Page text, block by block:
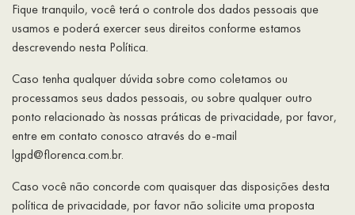
Fique tranquilo, você terá o controle dos dados pessoais que
usamos e poderá exercer seus direitos conforme estamos
descrevendo nesta Política.
Caso tenha qualquer dúvida sobre como coletamos ou
processamos seus dados pessoais, ou sobre qualquer outro
ponto relacionado às nossas práticas de privacidade, por favor,
entre em contato conosco através do e-mail
lgpd@florenca.com.br.
Caso você não concorde com quaisquer das disposições desta
política de privacidade, por favor não solicite uma proposta